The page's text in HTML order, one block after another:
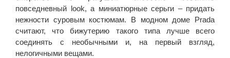
повседневный look, а миниатюрные серьги – придать
нежности суровым костюмам. В модном доме Prada
считают, что бижутерию такого типа лучше всего
соединять с необычными и, на первый взгляд,
нелогичными вещами.